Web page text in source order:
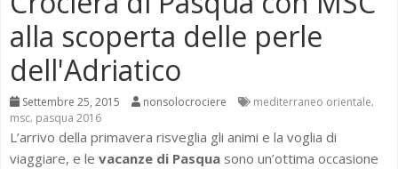
alla scoperta delle perle
dell'Adriatico
Settembre 25, 2015 nonsolocrociere mediterraneo orientale,
msc, pasqua 2016
L’arrivo della primavera risveglia gli animi e la voglia di
viaggiare, e le vacanze di Pasqua sono un’ottima occasione